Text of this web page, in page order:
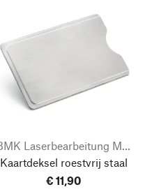
BMK Laserbearbeitung Markus Karst
Kaartdeksel roestvrij staal
€ 11,90
Naar boven